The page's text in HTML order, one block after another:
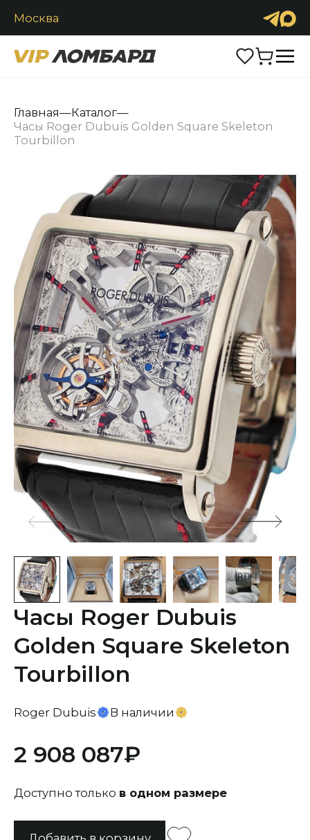
Москва
Продать Обменять
Часы Ювелирные изделия Антиквариат
Аксессуары
+7 (916) 2900-222 Заказать звонок
Главная—Каталог—
Часы Roger Dubuis Golden Square Skeleton
Tourbillon
Часы Roger Dubuis
Golden Square Skeleton
Tourbillon
Roger Dubuis В наличии
2 908 087
Доступно только в одном размере